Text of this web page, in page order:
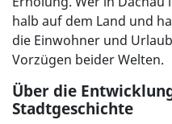
halb auf dem Land und
die Einwohner und
Vorzügen beider Welten.
Über die
Stadtgeschichte